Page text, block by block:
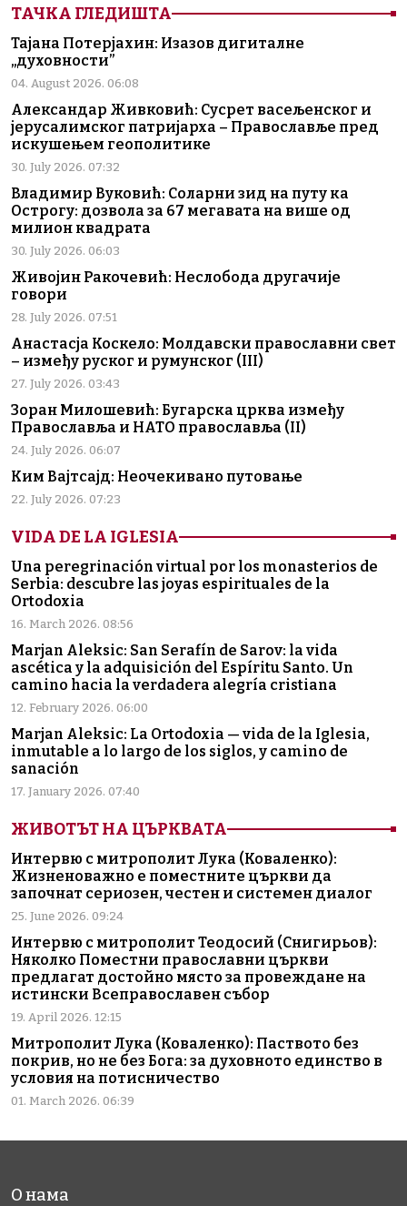
ТАЧКА ГЛЕДИШТА
Тајана Потерјахин: Изазов дигиталне
„духовности”
04. August 2026. 06:08
Александар Живковић: Сусрет васељенског и
јерусалимског патријарха – Православље пред
искушењем геополитике
30. July 2026. 07:32
Владимир Вуковић: Соларни зид на путу ка
Острогу: дозвола за 67 мегавата на више од
милион квадрата
30. July 2026. 06:03
Живојин Ракочевић: Неслобода другачије
говори
28. July 2026. 07:51
Анастасја Коскело: Молдавски православни свет
– између руског и румунског (III)
27. July 2026. 03:43
Зоран Милошевић: Бугарска црква између
Православља и НАТО православља (II)
24. July 2026. 06:07
Ким Вајтсајд: Неочекивано путовање
22. July 2026. 07:23
VIDA DE LA IGLESIA
Una peregrinación virtual por los monasterios de
Serbia: descubre las joyas espirituales de la
Ortodoxia
16. March 2026. 08:56
Marjan Aleksic: San Serafín de Sarov: la vida
ascética y la adquisición del Espíritu Santo. Un
camino hacia la verdadera alegría cristiana
12. February 2026. 06:00
Marjan Aleksic: La Ortodoxia — vida de la Iglesia,
inmutable a lo largo de los siglos, y camino de
sanación
17. January 2026. 07:40
ЖИВОТЪТ НА ЦЪРКВАТА
Интервю с митрополит Лука (Коваленко):
Жизненоважно е поместните църкви да
започнат сериозен, честен и системен диалог
25. June 2026. 09:24
Интервю с митрополит Теодосий (Снигирьов):
Няколко Поместни православни църкви
предлагат достойно място за провеждане на
истински Всеправославен събор
19. April 2026. 12:15
Митрополит Лука (Коваленко): Паството без
покрив, но не без Бога: за духовното единство в
условия на потисничество
01. March 2026. 06:39
О нама